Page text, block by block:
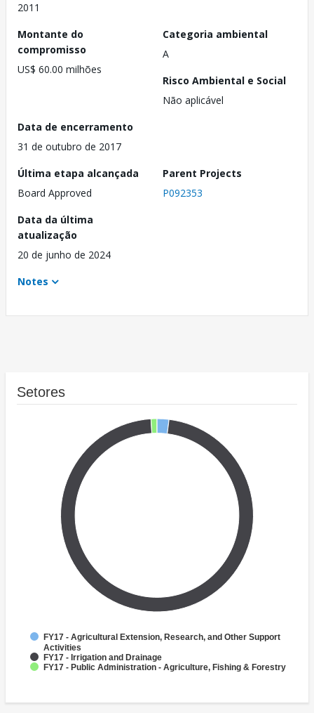
2011
Montante do
compromisso
US$ 60.00 milhões
Categoria ambiental
A
Risco Ambiental e Social
Não aplicável
Data de encerramento
31 de outubro de 2017
Última etapa alcançada
Board Approved
Parent Projects
P092353
Data da última
atualização
20 de junho de 2024
Notes
Setores
FY17 - Agricultural Extension, Research, and Other Support
Activities
FY17 - Irrigation and Drainage
FY17 - Public Administration - Agriculture, Fishing & Forestry